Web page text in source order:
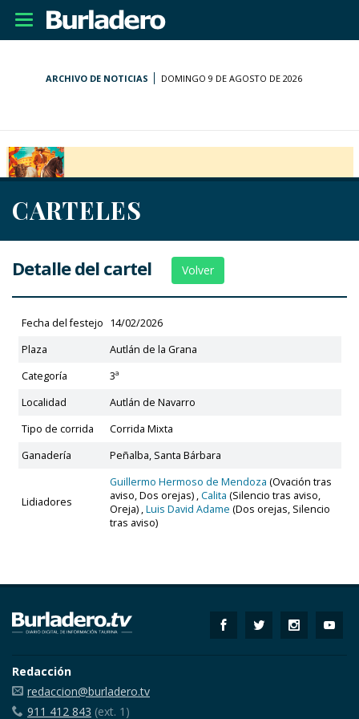
Desplegar
navegación
ARCHIVO DE NOTICIAS DOMINGO 9 DE AGOSTO DE 2026
CARTELES
Detalle del cartel Volver
Fecha del festejo 14/02/2026
Plaza
Autlán de la Grana
Categoría
3ª
Localidad
Autlán de Navarro
Tipo de corrida
Corrida Mixta
Ganadería
Peñalba, Santa Bárbara
Lidiadores
Guillermo Hermoso de Mendoza (Ovación tras
aviso, Dos orejas) ,Calita (Silencio tras aviso,
Oreja) ,Luis David Adame (Dos orejas, Silencio
tras aviso)
Redacción
redaccion@burladero.tv
911 412 843 (ext. 1)